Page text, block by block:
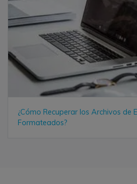
¿Cómo Recuperar los Archivos de
Formateados?